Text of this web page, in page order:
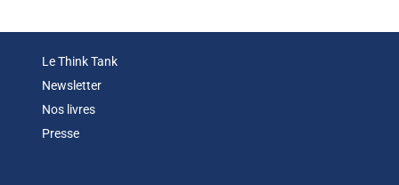
Le Think Tank
Newsletter
Nos livres
Presse